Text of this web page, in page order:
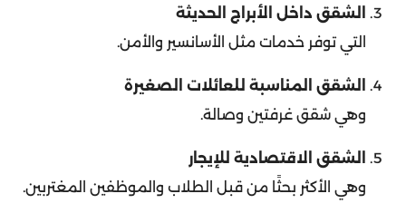
التي توفر خدمات مثل الأسانسير والأمن.
وهي شقق غرفتين وصالة.
وهي الأكثر بحثًا من قبل الطلاب والموظفين المغتربين.
أكثر المناطق طلبًا للحصول على